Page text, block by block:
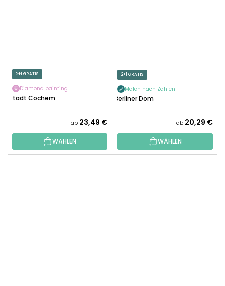
2+1 GRATIS
Diamond painting
Stadt Cochem
ab 23,49 €
WÄHLEN
2+1 GRATIS
Malen nach Zahlen
Berliner Dom
ab 20,29 €
WÄHLEN